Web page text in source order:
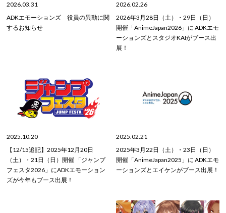
2026.03.31
ADKエモーションズ 役員の異動に関
するお知らせ
2026.02.26
2026年3月28日（土）・29日（日）
開催「AnimeJapan2026」に ADKエモ
ーションズとスタジオKAIがブース出
展！
2025.10.20
【12/15追記】2025年12月20日
（土）・21日（日）開催 「ジャンプ
フェスタ2026」にADKエモーション
ズが今年もブース出展！
2025.02.21
2025年3月22日（土）・23日（日）
開催「AnimeJapan2025」に ADKエモ
ーションズとエイケンがブース出展！